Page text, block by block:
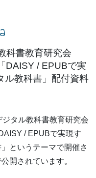
科書教育研究会
DAISY / EPUBで実
ル教科書」配付資料
タル教科書教育研究会
/ EPUBで実現す
というテーマで開催さ
開されています。